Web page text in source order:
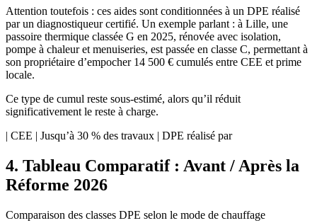
Attention toutefois : ces aides sont conditionnées à un DPE réalisé
par un diagnostiqueur certifié. Un exemple parlant : à Lille, une
passoire thermique classée G en 2025, rénovée avec isolation,
pompe à chaleur et menuiseries, est passée en classe C, permettant à
son propriétaire d’empocher 14 500 € cumulés entre CEE et prime
locale.
Ce type de cumul reste sous-estimé, alors qu’il réduit
significativement le reste à charge.
| CEE | Jusqu’à 30 % des travaux | DPE réalisé par
4. Tableau Comparatif : Avant / Après la
Réforme 2026
Comparaison des classes DPE selon le mode de chauffage